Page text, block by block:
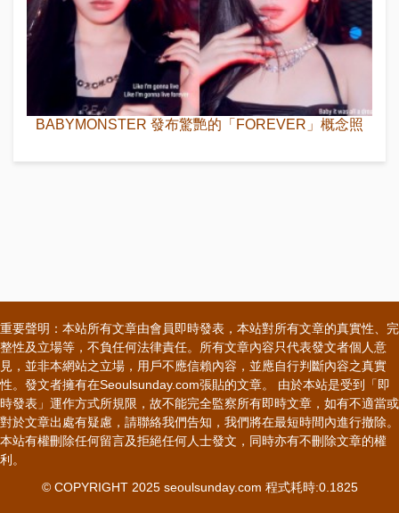
BABYMONSTER 發布驚艷的「FOREVER」概念照
重要聲明：本站所有文章由會員即時發表，本站對所有文章的真實性、完
整性及立場等，不負任何法律責任。所有文章內容只代表發文者個人意
見，並非本網站之立場，用戶不應信賴內容，並應自行判斷內容之真實
性。發文者擁有在Seoulsunday.com張貼的文章。 由於本站是受到「即
時發表」運作方式所規限，故不能完全監察所有即時文章，如有不適當或
對於文章出處有疑慮，請聯絡我們告知，我們將在最短時間內進行撤除。
本站有權刪除任何留言及拒絕任何人士發文，同時亦有不刪除文章的權
利。
© COPYRIGHT 2025 seoulsunday.com 程式耗時:0.1825